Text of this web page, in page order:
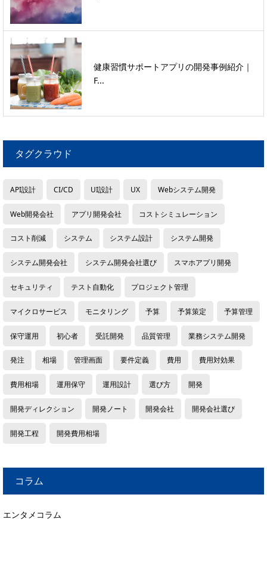
健康習慣サポートアプリの開発事例紹介｜
F...
タグクラウド
API設計 CI/CD UI設計 UX Webシステム開発
Web開発会社 アプリ開発会社 コストシミュレーション
コスト削減 システム システム設計 システム開発
システム開発会社 システム開発会社選び スマホアプリ開発
セキュリティ テスト自動化 プロジェクト管理
マイクロサービス モニタリング 予算 予算策定 予算管理
保守運用 初心者 受託開発 品質管理 業務システム開発
発注 相場 管理画面 要件定義 費用 費用対効果
費用相場 運用保守 運用設計 選び方 開発
開発ディレクション 開発ノート 開発会社 開発会社選び
開発工程 開発費用相場
コラム
エンタメコラム